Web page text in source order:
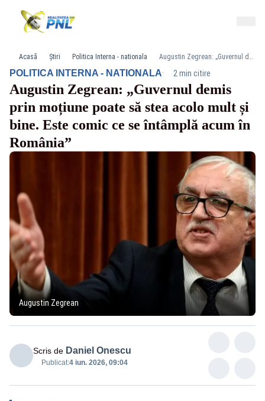
Acasă Știri Politica Interna - nationala Augustin Zegrean: „Guvernul demis prin moțiune poate să stea acolo mult și bine. Este comic ce se întâmplă acum în România”
POLITICA INTERNA - NATIONALA· 2 min citire
Augustin Zegrean: „Guvernul demis
prin moțiune poate să stea acolo mult și
bine. Este comic ce se întâmplă acum în
România”
Augustin Zegrean
Scris de Daniel Onescu
Publicat:4 iun. 2026, 09:04